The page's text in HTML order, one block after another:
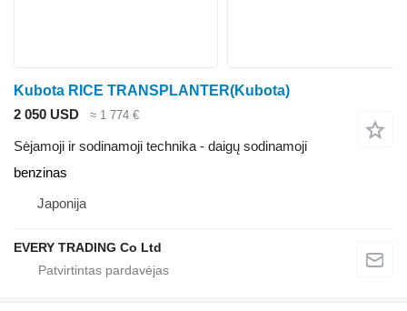
Kubota RICE TRANSPLANTER(Kubota)
2 050 USD
≈ 1 774 €
Sėjamoji ir sodinamoji technika - daigų sodinamoji
benzinas
Japonija
EVERY TRADING Co Ltd